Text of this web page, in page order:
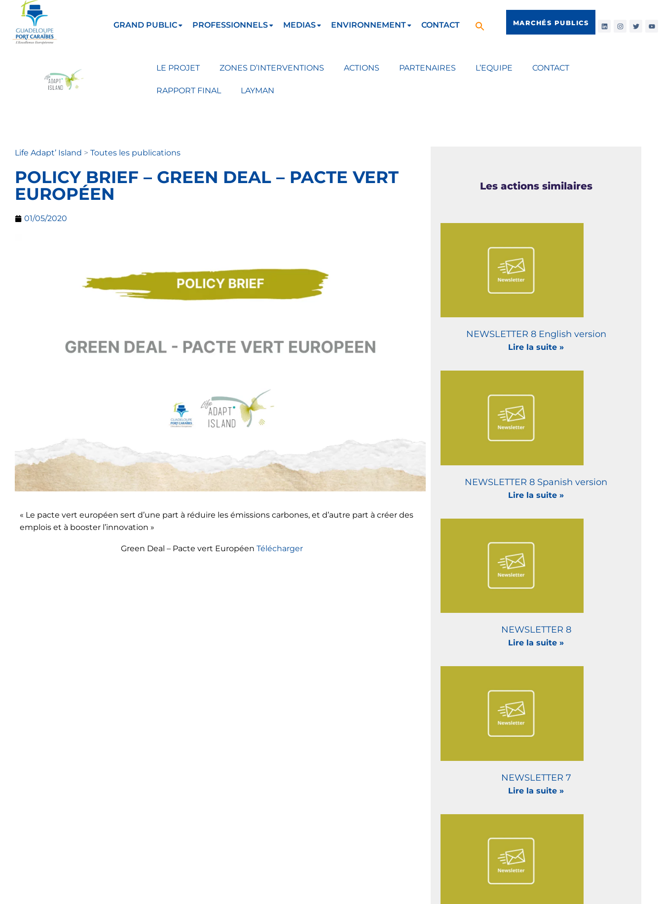
GRAND PUBLIC PROFESSIONNELS MEDIAS ENVIRONNEMENT CONTACT MARCHÉS PUBLICS
LE PROJET ZONES D’INTERVENTIONS ACTIONS PARTENAIRES L’EQUIPE CONTACT
RAPPORT FINAL LAYMAN
Life Adapt’ Island > Toutes les publications
POLICY BRIEF – GREEN DEAL – PACTE VERT
EUROPÉEN
01/05/2020
« Le pacte vert européen sert d’une part à réduire les émissions carbones, et d’autre part à créer des
emplois et à booster l’innovation »
Green Deal – Pacte vert EuropéenTélécharger
Les actions similaires
NEWSLETTER 8 English version
Lire la suite »
NEWSLETTER 8 Spanish version
Lire la suite »
NEWSLETTER 8
Lire la suite »
NEWSLETTER 7
Lire la suite »